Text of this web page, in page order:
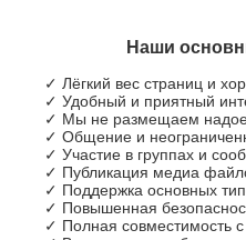
Наши
✓ Лёгкий вес страниц и
✓ Удобный и приятный
✓ Мы не размещаем
✓ Общение и
✓ Участие в группах и
✓ Публикация медиа
✓ Поддержка основных
✓ Повышенная
✓ Полная совместимость